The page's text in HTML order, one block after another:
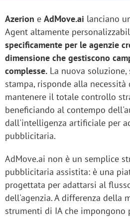
Azerion e AdMove.ai lanciano
Agent altamente
specificamente per le agenzie
dimensione che gestiscono
complesse. La nuova
stampa, risponde alla
mantenere il totale controllo
beneficiando al contempo
dall'intelligenza artificiale per
pubblicitaria.
AdMove.ai non è un semplice
pubblicitaria assistita: è una
progettata per adattarsi al
dell'agenzia. A differenza della
strumenti di IA che impongono